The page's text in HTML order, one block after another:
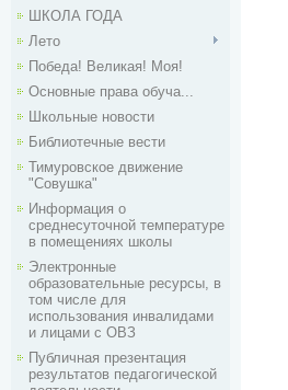
ШКОЛА ГОДА
Лето
Победа! Великая! Моя!
Основные права обуча...
Школьные новости
Библиотечные вести
Тимуровское движение
"Совушка"
Информация о
среднесуточной температуре
в помещениях школы
Электронные
образовательные ресурсы, в
том числе для
использования инвалидами
и лицами с ОВЗ
Публичная презентация
результатов педагогической